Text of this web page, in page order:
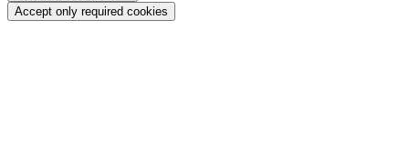
Accept only required cookies